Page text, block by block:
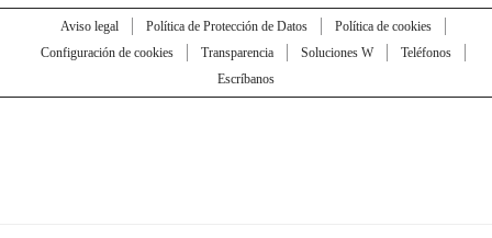
Aviso legal Política de Protección de Datos
Política de cookies
Configuración de cookies
Transparencia Soluciones W
Teléfonos
Escríbanos